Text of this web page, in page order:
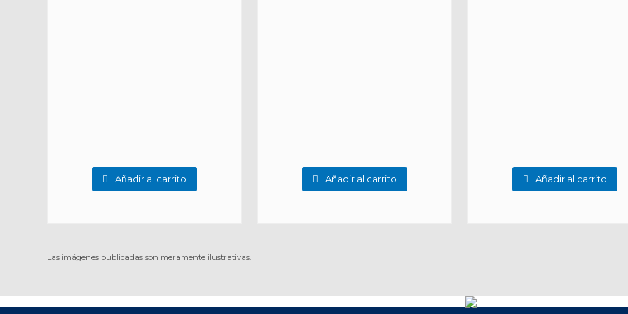
Añadir al carrito Añadir al carrito Añadir al carrito
Las imágenes publicadas son meramente ilustrativas.